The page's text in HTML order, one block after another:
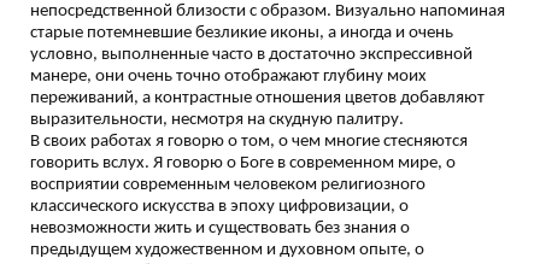
непосредственной близости с образом. Визуально напоминая
старые потемневшие безликие иконы, а иногда и очень
условно, выполненные часто в достаточно экспрессивной
манере, они очень точно отображают глубину моих
переживаний, а контрастные отношения цветов добавляют
выразительности, несмотря на скудную палитру.
В своих работах я говорю о том, о чем многие стесняются
говорить вслух. Я говорю о Боге в современном мире, о
восприятии современным человеком религиозного
классического искусства в эпоху цифровизации, о
невозможности жить и существовать без знания о
предыдущем художественном и духовном опыте, о